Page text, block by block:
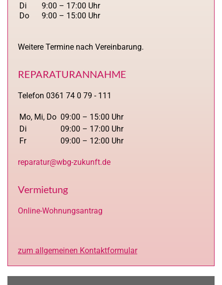
Di
Do
9:00 – 17:00 Uhr
9:00 – 15:00 Uhr
Weitere Termine nach Vereinbarung.
REPARATURANNAHME
Telefon 0361 74 0 79 - 111
Mo, Mi, Do 09:00 – 15:00 Uhr
Di
09:00 – 17:00 Uhr
Fr
09:00 – 12:00 Uhr
reparatur@wbg-zukunft.de
Vermietung
Online-Wohnungsantrag
zum allgemeinen Kontaktformular